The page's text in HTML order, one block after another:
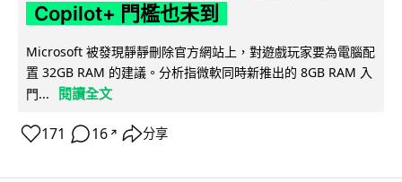
Copilot+ 門檻也未到
Microsoft 被發現靜靜刪除官方網站上，對遊戲玩家要為電腦配
置 32GB RAM 的建議。分析指微軟同時新推出的 8GB RAM 入
門...
閱讀全文
171 16 ↗ 分享